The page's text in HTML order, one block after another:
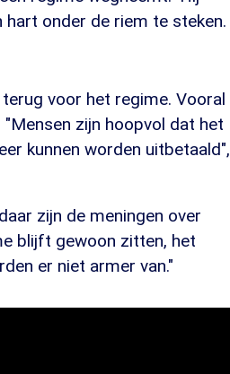
onder de riem te steken.
voor het regime. Vooral
zijn hoopvol dat het
kunnen worden uitbetaald",
zijn de meningen over
blijft gewoon zitten, het
er niet armer van."